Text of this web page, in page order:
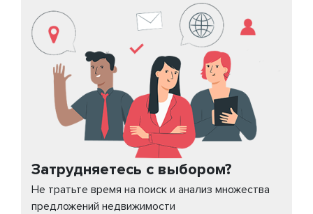
Затрудняетесь с выбором?
Не тратьте время на поиск и анализ множества
предложений недвижимости